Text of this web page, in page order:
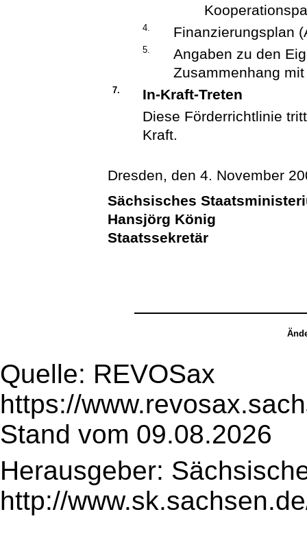
4. Finanzierungsplan
5.
Angaben zu den
Zusammenhang
7.
In-Kraft-Treten
Diese Förderrichtlinie
Kraft.
Dresden, den 4. November
Sächsisches
Hansjörg König
Staatssekretär
Quelle: REVOSax
https://
Stand vom 09.08.2026
Herausgeber:
http://